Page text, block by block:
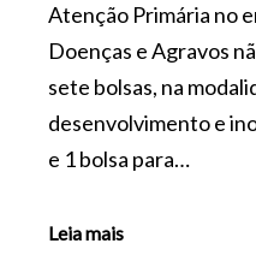
Atenção Primária no
Doenças e Agravos
sete bolsas, na
desenvolvimento e
e 1 bolsa para…
Leia mais